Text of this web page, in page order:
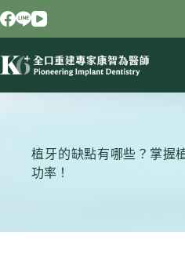
跳
至
要
植牙的缺點有哪些？掌握
功率！